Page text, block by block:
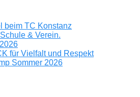
beim TC Konstanz
& Verein.
für Vielfalt und Respekt
Sommer 2026